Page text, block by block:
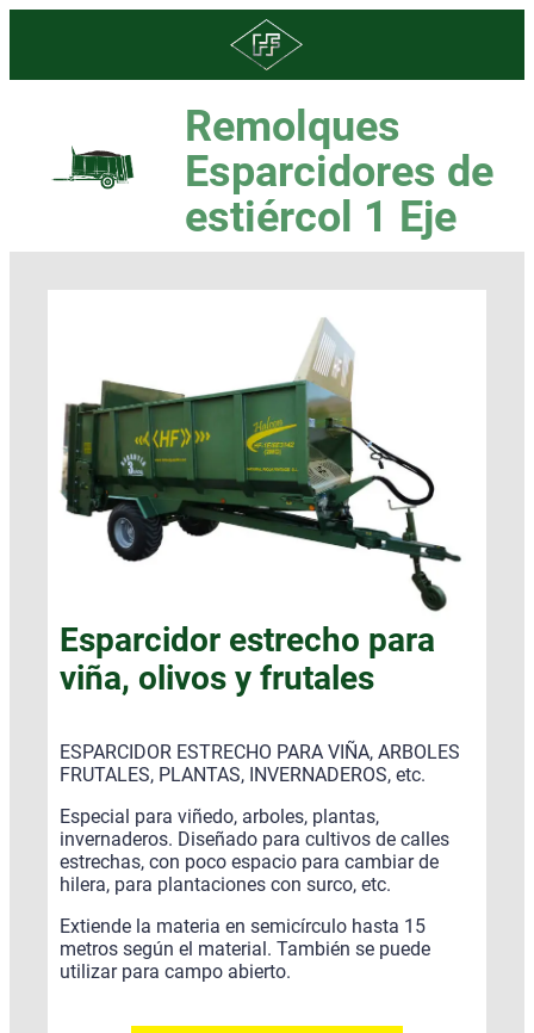
Remolques
Esparcidores de
estiércol 1 Eje
Esparcidor estrecho para
viña, olivos y frutales
ESPARCIDOR ESTRECHO PARA VIÑA, ARBOLES
FRUTALES, PLANTAS, INVERNADEROS, etc.
Especial para viñedo, arboles, plantas,
invernaderos. Diseñado para cultivos de calles
estrechas, con poco espacio para cambiar de
hilera, para plantaciones con surco, etc.
Extiende la materia en semicírculo hasta 15
metros según el material. También se puede
utilizar para campo abierto.